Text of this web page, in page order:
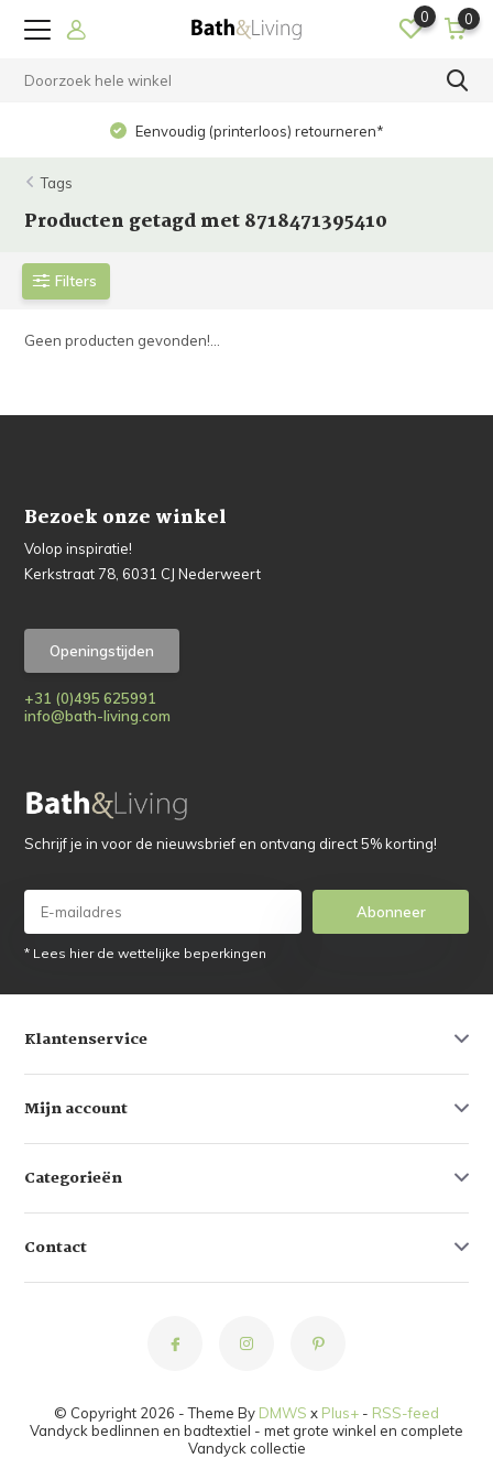
0 0
Eenvoudig (printerloos) retourneren*
Tags
Producten getagd met 8718471395410
Filters
Geen producten gevonden!...
Bezoek onze winkel
Volop inspiratie!
Kerkstraat 78, 6031 CJ Nederweert
Openingstijden
+31 (0)495 625991
info@bath-living.com
Schrijf je in voor de nieuwsbrief en ontvang direct 5% korting!
Abonneer
* Lees hier de wettelijke beperkingen
Klantenservice
Mijn account
Categorieën
Contact
© Copyright 2026 - Theme By DMWS x Plus+ - RSS-feed
Vandyck bedlinnen en badtextiel - met grote winkel en complete
Vandyck collectie